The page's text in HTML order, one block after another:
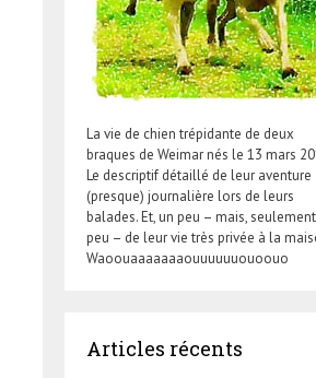
La vie de chien trépidante de deux
braques de Weimar nés le 13 mars
Le descriptif détaillé de leur aventure
(presque) journalière lors de leurs
balades. Et, un peu – mais,
peu – de leur vie très privée à la
Waoouaaaaaaaouuuuuuouoouo
Articles récents